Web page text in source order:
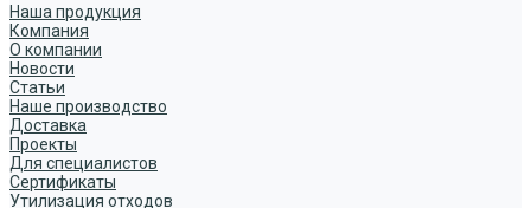
Наша продукция
Компания
О компании
Новости
Статьи
Наше производство
Доставка
Проекты
Для специалистов
Сертификаты
Утилизация отходов